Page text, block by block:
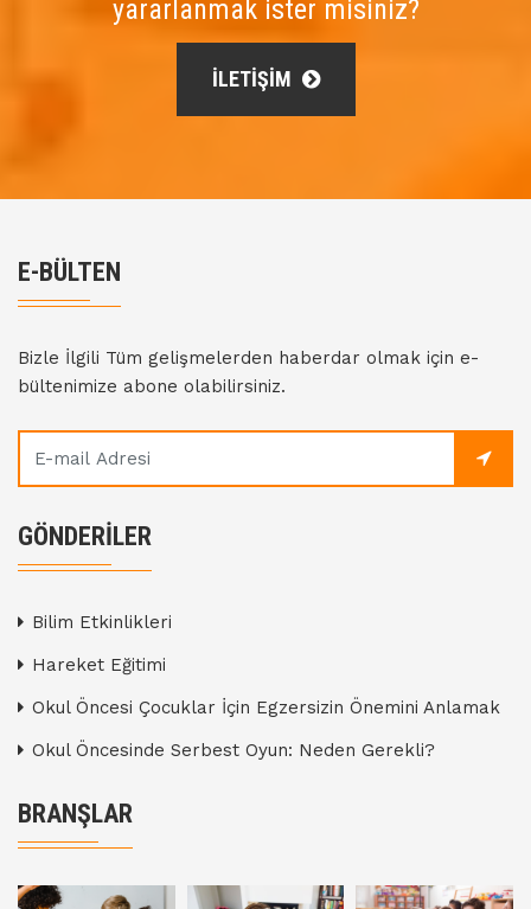
yararlanmak ister misiniz?
İLETİŞİM
E-BÜLTEN
Bizle İlgili Tüm gelişmelerden haberdar olmak için e-
bültenimize abone olabilirsiniz.
GÖNDERILER
Bilim Etkinlikleri
Hareket Eğitimi
Okul Öncesi Çocuklar İçin Egzersizin Önemini Anlamak
Okul Öncesinde Serbest Oyun: Neden Gerekli?
BRANŞLAR